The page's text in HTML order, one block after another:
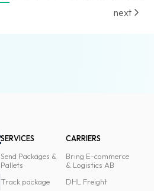
next
SERVICES
Send Packages &
Pallets
Track package
CARRIERS
Bring E-commerce
& Logistics AB
DHL Freight